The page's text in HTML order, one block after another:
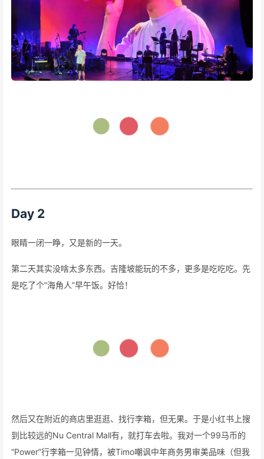
Day 2
眼睛一闭一睁，又是新的一天。
第二天其实没啥太多东西。吉隆坡能玩的不多，更多是吃吃吃。先
是吃了个“海角人”早午饭。好恰！
然后又在附近的商店里逛逛、找行李箱，但无果。于是小红书上搜
到比较远的Nu Central Mall有，就打车去啦。我对一个99马币的
“Power”行李箱一见钟情，被Timo嘲讽中年商务男审美品味（但我